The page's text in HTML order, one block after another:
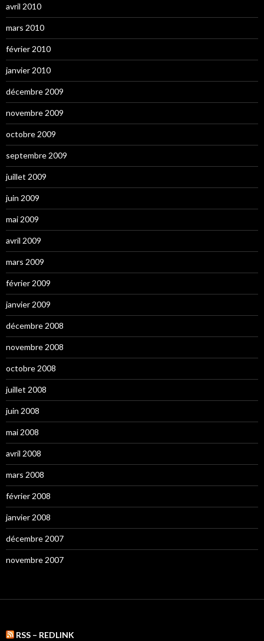
avril 2010
mars 2010
février 2010
janvier 2010
décembre 2009
novembre 2009
octobre 2009
septembre 2009
juillet 2009
juin 2009
mai 2009
avril 2009
mars 2009
février 2009
janvier 2009
décembre 2008
novembre 2008
octobre 2008
juillet 2008
juin 2008
mai 2008
avril 2008
mars 2008
février 2008
janvier 2008
décembre 2007
novembre 2007
RSS – REDLINK